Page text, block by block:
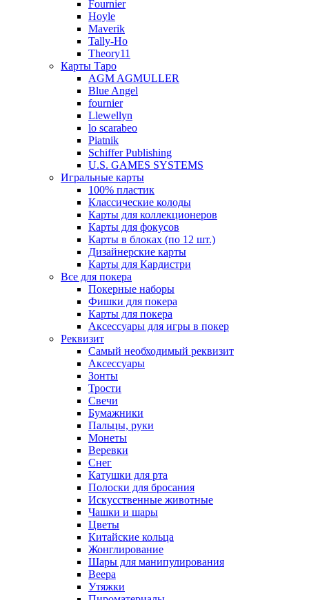
Fournier
Hoyle
Maverik
Tally-Ho
Theory11
Карты Таро
AGM AGMULLER
Blue Angel
fournier
Llewellyn
lo scarabeo
Piatnik
Schiffer Publishing
U.S. GAMES SYSTEMS
Игральные карты
100% пластик
Классические колоды
Карты для коллекционеров
Карты для фокусов
Карты в блоках (по 12 шт.)
Дизайнерские карты
Карты для Кардистри
Все для покера
Покерные наборы
Фишки для покера
Карты для покера
Аксессуары для игры в покер
Реквизит
Самый необходимый реквизит
Аксессуары
Зонты
Трости
Свечи
Бумажники
Пальцы, руки
Монеты
Веревки
Снег
Катушки для рта
Полоски для бросания
Искусственные животные
Чашки и шары
Цветы
Китайские кольца
Жонглирование
Шары для манипулирования
Веера
Утяжки